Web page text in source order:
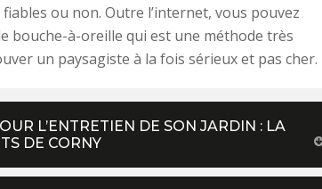
ou non. Outre l’internet, vous pouvez
bouche-à-oreille qui est une méthode très
un paysagiste à la fois sérieux et pas cher.
L’ENTRETIEN DE SON JARDIN : LA
DE CORNY